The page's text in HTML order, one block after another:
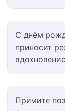
С днём
приносит
Примите